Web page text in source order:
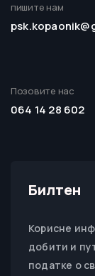
пишите нам
Позовите нас
064 14 28 602
Билтен
Корисне
добити и
податке о